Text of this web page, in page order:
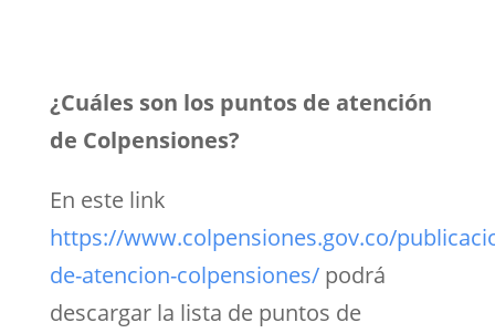
¿Cuáles son los puntos de atención
de Colpensiones?
En este link
https://www.colpensiones.gov.co/
de-atencion-colpensiones/podrá
descargar la lista de puntos de